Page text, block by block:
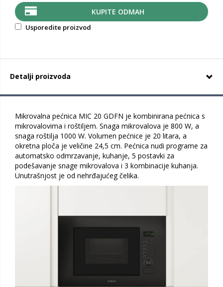
KUPITE ODMAH
Usporedite proizvod
Detalji proizvoda
Mikrovalna pećnica MIC 20 GDFN je kombinirana pećnica s
mikrovalovima i roštiljem. Snaga mikrovalova je 800 W, a
snaga roštilja 1000 W. Volumen pećnice je 20 litara, a
okretna ploča je veličine 24,5 cm. Pećnica nudi programe za
automatsko odmrzavanje, kuhanje, 5 postavki za
podešavanje snage mikrovalova i 3 kombinacije kuhanja.
Unutrašnjost je od nehrđajućeg čelika.